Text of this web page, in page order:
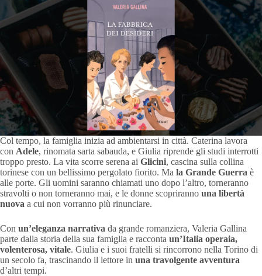
Col tempo, la famiglia inizia ad ambientarsi in città. Caterina lavora
con Adele, rinomata sarta sabauda, e Giulia riprende gli studi interrotti
troppo presto. La vita scorre serena ai Glicini, cascina sulla collina
torinese con un bellissimo pergolato fiorito. Ma la Grande Guerra è
alle porte. Gli uomini saranno chiamati uno dopo l’altro, torneranno
stravolti o non torneranno mai, e le donne scopriranno una libertà
nuova a cui non vorranno più rinunciare.
Con un’eleganza narrativa da grande romanziera, Valeria Gallina
parte dalla storia della sua famiglia e racconta un’Italia operaia,
volenterosa, vitale. Giulia e i suoi fratelli si rincorrono nella Torino di
un secolo fa, trascinando il lettore in una travolgente avventura
d’altri tempi.